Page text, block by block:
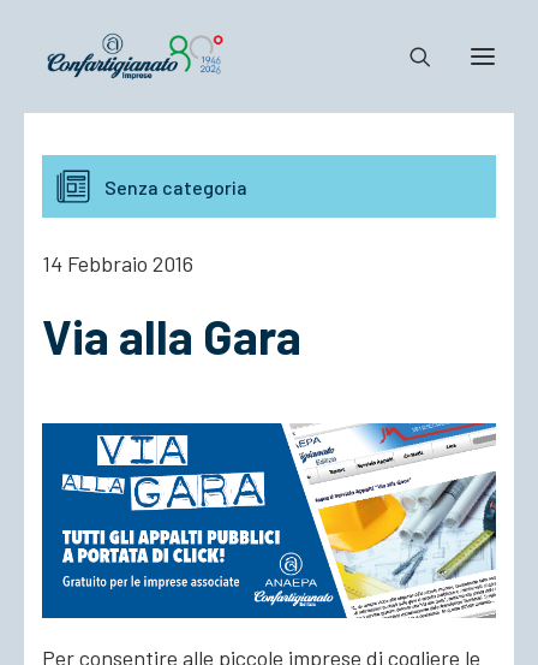
Notizie e Documenti
Confartigianato
Cosa Facciamo
Senza categoria
14 Febbraio 2016
Via alla Gara
Per consentire alle piccole imprese di cogliere le